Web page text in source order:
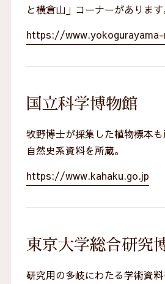
と横倉山」コーナーがあります
https://
国立科学博物館
牧野博士が採集した植物標本
自然史系資料を所蔵。
https://www.kahaku.go.jp
東京大学総合研究
研究用の多岐にわたる学術資